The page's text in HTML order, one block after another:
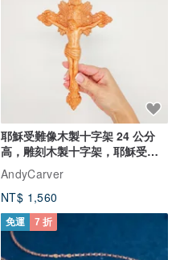
耶穌受難像木製十字架 24 公分
高，雕刻木製十字架，耶穌受難
像天主教十字架
AndyCarver
NT$ 1,560
免運 7 折